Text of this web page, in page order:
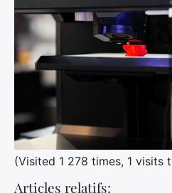
(Visited 1 278 times, 1 visits
Articles relatifs: